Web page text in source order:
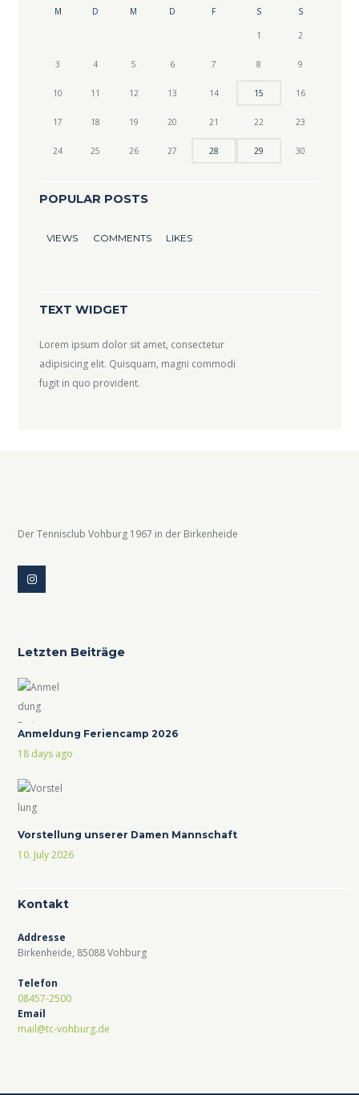
M D M D F S S
1 2
3 4 5 6 7 8 9
10 11 12 13 14 15 16
17 18 19 20 21 22 23
24 25 26 27 28 29 30
POPULAR POSTS
VIEWS COMMENTS LIKES
TEXT WIDGET
Lorem ipsum dolor sit amet, consectetur
adipisicing elit. Quisquam, magni commodi
fugit in quo provident.
Der Tennisclub Vohburg 1967 in der Birkenheide
Letzten Beiträge
Anmeldung Feriencamp 2026
18 days ago
Vorstellung unserer Damen Mannschaft
10. July 2026
Kontakt
Addresse
Birkenheide, 85088 Vohburg
Telefon
08457-2500
Email
mail@tc-vohburg.de